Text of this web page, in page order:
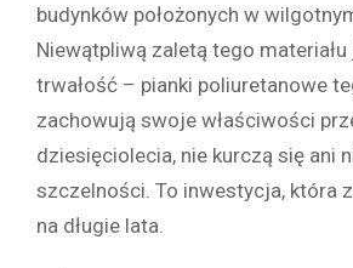
budynków położonych w
Niewątpliwą zaletą tego
trwałość – pianki poliuretanowe
zachowują swoje właściwości
dziesięciolecia, nie kurczą się ani
szczelności. To inwestycja, która
na długie lata.